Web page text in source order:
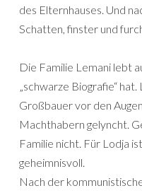
des Elternhauses. Und
Schatten, finster und
Die Familie Lemani lebt
„schwarze Biografie“
Großbauer vor den
Machthabern gelyncht.
Familie nicht. Für Lodja
geheimnisvoll.
Nach der